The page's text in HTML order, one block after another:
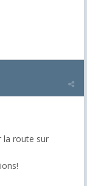
la route sur